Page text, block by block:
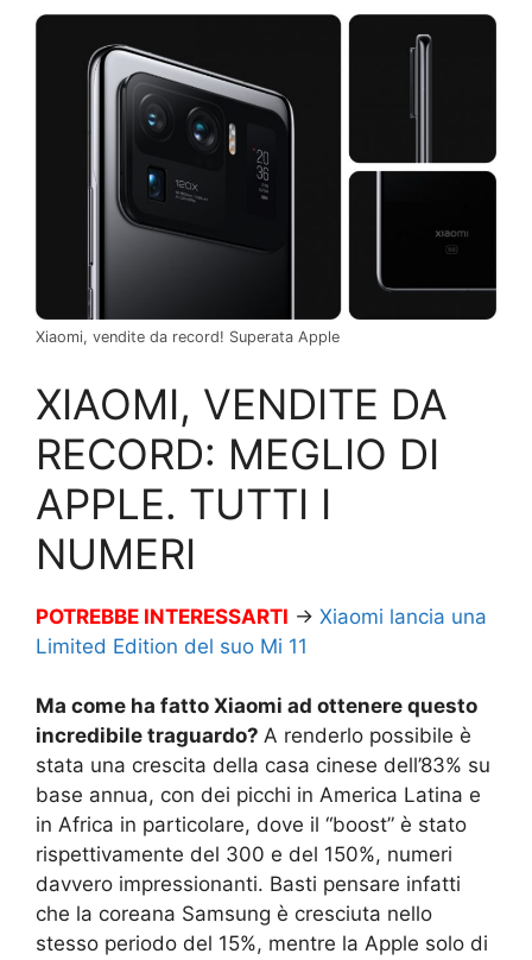
Xiaomi, vendite da record! Superata Apple
XIAOMI, VENDITE DA
RECORD: MEGLIO DI
APPLE. TUTTI I
NUMERI
POTREBBE INTERESSARTI → Xiaomi lancia una
Limited Edition del suo Mi 11
Ma come ha fatto Xiaomi ad ottenere questo
incredibile traguardo? A renderlo possibile è
stata una crescita della casa cinese dell’83% su
base annua, con dei picchi in America Latina e
in Africa in particolare, dove il “boost” è stato
rispettivamente del 300 e del 150%, numeri
davvero impressionanti. Basti pensare infatti
che la coreana Samsung è cresciuta nello
stesso periodo del 15%, mentre la Apple solo di